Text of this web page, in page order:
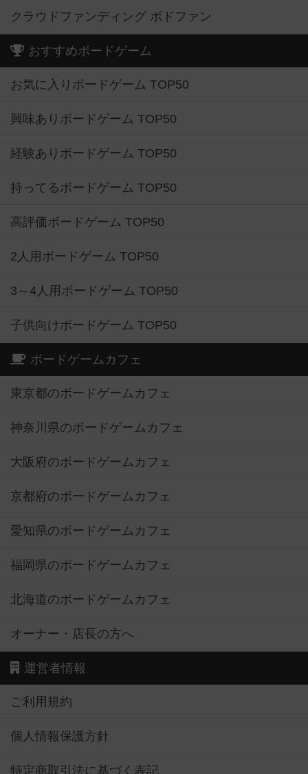
クラウドファンディング ボドファン
おすすめボードゲーム
お気に入りボードゲーム TOP50
興味ありボードゲーム TOP50
経験ありボードゲーム TOP50
持ってるボードゲーム TOP50
高評価ボードゲーム TOP50
2人用ボードゲーム TOP50
3～4人用ボードゲーム TOP50
子供向けボードゲーム TOP50
ボードゲームカフェ
東京都のボードゲームカフェ
神奈川県のボードゲームカフェ
大阪府のボードゲームカフェ
京都府のボードゲームカフェ
愛知県のボードゲームカフェ
福岡県のボードゲームカフェ
北海道のボードゲームカフェ
オーナー・店長の方へ
運営者情報
ご利用規約
個人情報保護方針
特定商取引法に基づく表記